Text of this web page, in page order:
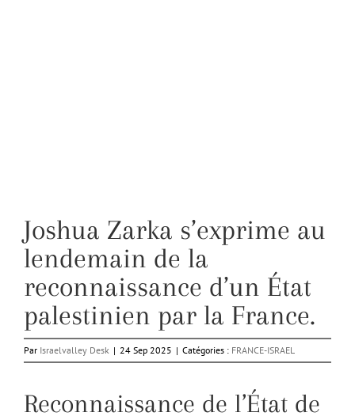
Joshua Zarka s’exprime au
lendemain de la
reconnaissance d’un État
palestinien par la France.
Par Israelvalley Desk | 24 Sep 2025 | Catégories : FRANCE-ISRAEL
Reconnaissance de l’État de